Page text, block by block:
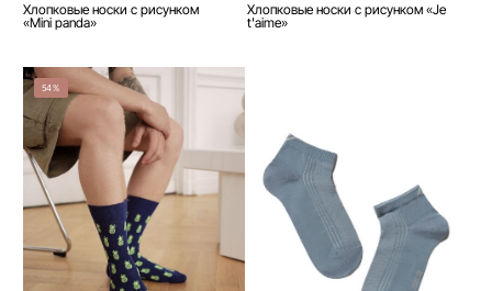
Хлопковые носки с рисунком
«Mini panda»
Хлопковые носки с рисунком «Je
t'aime»
54%